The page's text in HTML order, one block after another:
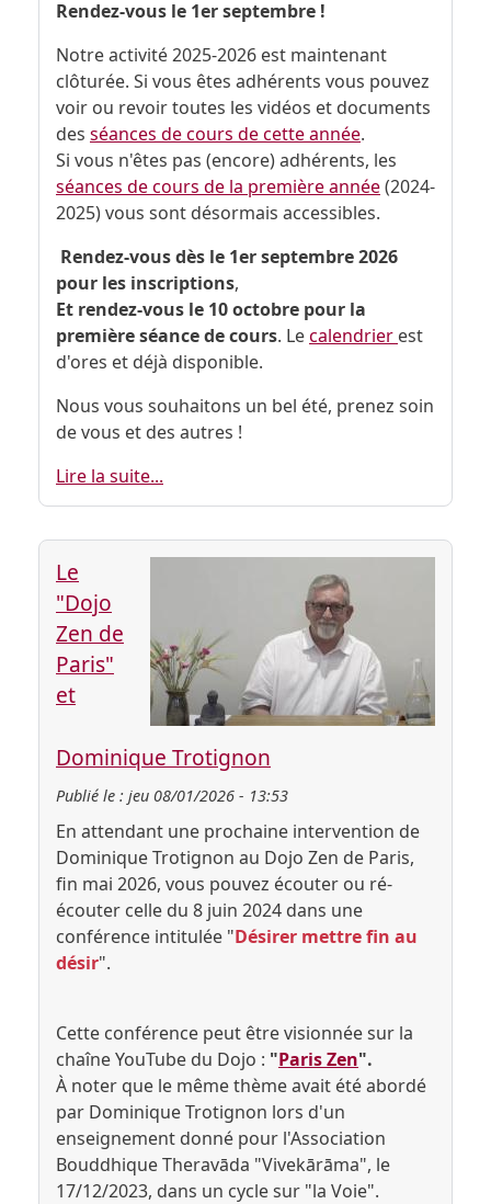
Rendez-vous le 1er septembre !
Notre activité 2025-2026 est maintenant
clôturée. Si vous êtes adhérents vous pouvez
voir ou revoir toutes les vidéos et documents
des séances de cours de cette année.
Si vous n'êtes pas (encore) adhérents, les
séances de cours de la première année(2024-
2025) vous sont désormais accessibles.
Rendez-vous dès le 1er septembre 2026
pour les inscriptions,
Et rendez-vous le 10 octobre pour la
première séance de cours. Lecalendrier est
d'ores et déjà disponible.
Nous vous souhaitons un bel été, prenez soin
de vous et des autres !
Lire la suite...
Le
"Dojo
Zen de
Paris"
et
Dominique Trotignon
Publié le : jeu 08/01/2026 - 13:53
En attendant une prochaine intervention de
Dominique Trotignon au Dojo Zen de Paris,
fin mai 2026, vous pouvez écouter ou ré-
écouter celle du 8 juin 2024 dans une
conférence intitulée "Désirer mettre fin au
désir".
Cette conférence peut être visionnée sur la
chaîne YouTube du Dojo : "Paris Zen".
À noter que le même thème avait été abordé
par Dominique Trotignon lors d'un
enseignement donné pour l'Association
Bouddhique Theravāda "Vivekārāma", le
17/12/2023, dans un cycle sur "la Voie".